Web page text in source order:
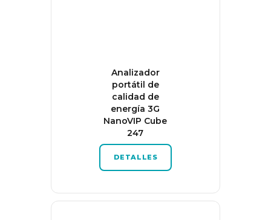
Analizador
portátil de
calidad de
energía 3G
NanoVIP Cube
247
DETALLES